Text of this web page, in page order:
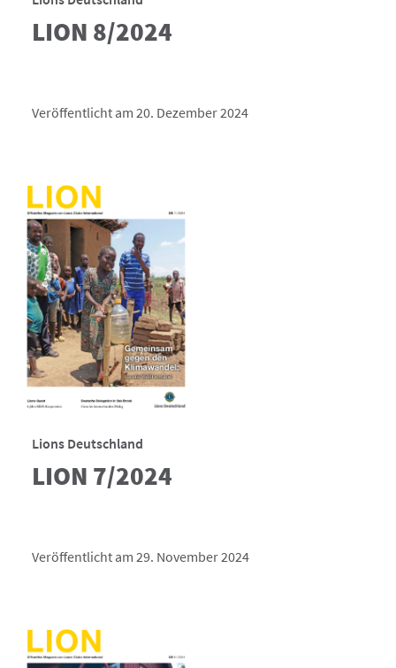
LION 8/2024
Veröffentlicht am 20. Dezember 2024
Lions Deutschland
LION 7/2024
Veröffentlicht am 29. November 2024